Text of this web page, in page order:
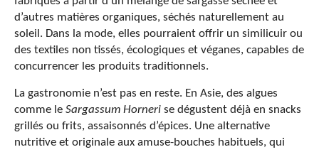
d’autres matières organiques, séchés naturellement au
soleil. Dans la mode, elles pourraient offrir un similicuir ou
des textiles non tissés, écologiques et véganes, capables de
concurrencer les produits traditionnels.
La gastronomie n’est pas en reste. En Asie, des algues
comme le Sargassum Horneri se dégustent déjà en snacks
grillés ou frits, assaisonnés d’épices. Une alternative
nutritive et originale aux amuse-bouches habituels, qui